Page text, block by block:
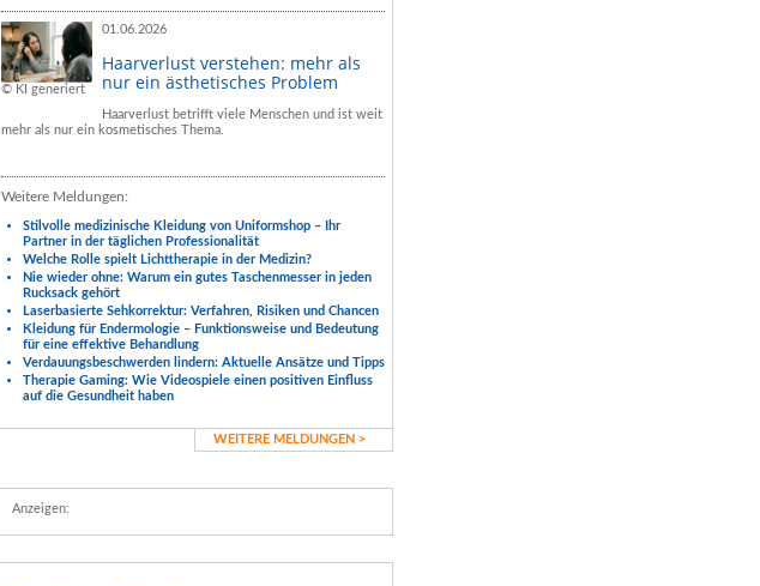
© KI generiert
01.06.2026
Haarverlust verstehen: mehr als
nur ein ästhetisches Problem
Haarverlust betrifft viele Menschen und ist weit
mehr als nur ein kosmetisches Thema.
Weitere Meldungen:
Stilvolle medizinische Kleidung von Uniformshop – Ihr
Partner in der täglichen Professionalität
Welche Rolle spielt Lichttherapie in der Medizin?
Nie wieder ohne: Warum ein gutes Taschenmesser in jeden
Rucksack gehört
Laserbasierte Sehkorrektur: Verfahren, Risiken und Chancen
Kleidung für Endermologie – Funktionsweise und Bedeutung
für eine effektive Behandlung
Verdauungsbeschwerden lindern: Aktuelle Ansätze und Tipps
Therapie Gaming: Wie Videospiele einen positiven Einfluss
auf die Gesundheit haben
WEITERE MELDUNGEN >
Anzeigen: